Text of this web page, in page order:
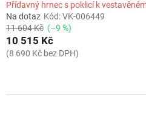
Přídavný hrnec s poklicí k
Na dotaz Kód:VK-006449
11 604 Kč (–9 %)
10 515 Kč
(8 690 Kč bez DPH)